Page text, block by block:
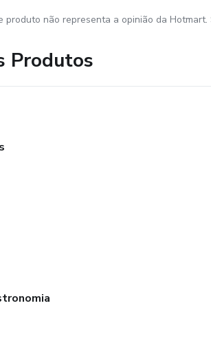
produto não representa a opinião da
Produtos